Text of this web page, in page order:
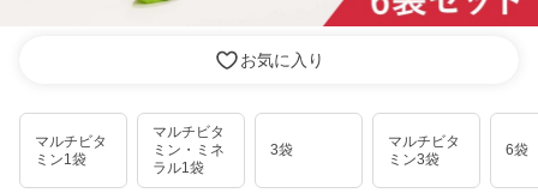
お気に入り
マルチビタ
ミン1袋
マルチビタ
ミン・ミネ
ラル1袋
3袋
マルチビタ
ミン3袋
6袋